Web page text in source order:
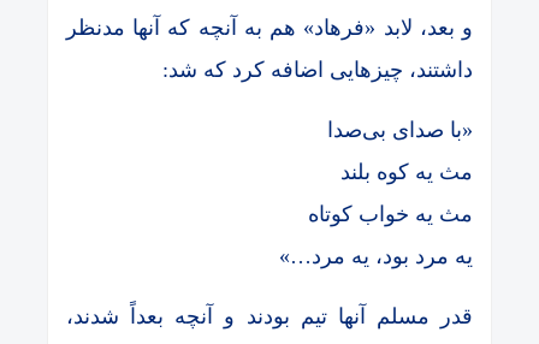
و بعد، لابد «فرهاد» هم به آنچه که آنها مدنظر
داشتند، چیزهایی اضافه کرد که شد:
«با صدای بی‌صدا
مث یه کوه بلند
مث یه خواب کوتاه
یه مرد بود، یه مرد…»
قدر مسلم آنها تیم بودند و آنچه بعداً شدند،